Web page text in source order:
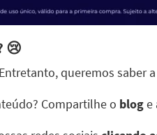
😢
queremos saber
Compartilhe o bloge